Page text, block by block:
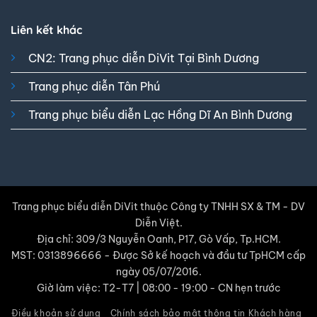
Liên kết khác
CN2: Trang phục diễn DiVit Tại Bình Dương
Trang phục diễn Tân Phú
Trang phục biểu diễn Lạc Hồng Dĩ An Bình Dương
Trang phục biểu diễn DiVit thuộc Công ty TNHH SX & TM - DV
Diễn Việt.
Địa chỉ: 309/3 Nguyễn Oanh, P17, Gò Vấp, Tp.HCM.
MST: 0313896666 - Được Sở kế hoạch và đầu tư TpHCM cấp
ngày 05/07/2016.
Giờ làm việc: T2-T7 | 08:00 - 19:00 - CN hẹn trước
Điều khoản sử dụng Chính sách bảo mật thông tin Khách hàng